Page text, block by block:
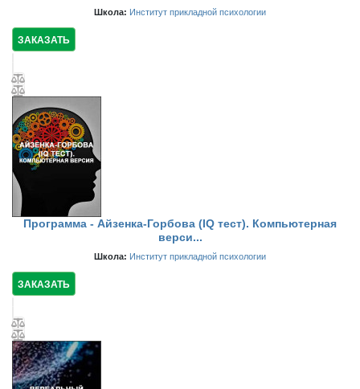
Школа: Институт прикладной психологии
ЗАКАЗАТЬ
Программа - Айзенка-Горбова (IQ тест). Компьютерная
верси...
Школа: Институт прикладной психологии
ЗАКАЗАТЬ